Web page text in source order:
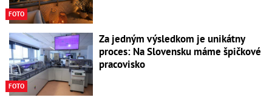
FOTO
FOTO
Za jedným výsledkom je unikátny
proces: Na Slovensku máme špičkové
pracovisko